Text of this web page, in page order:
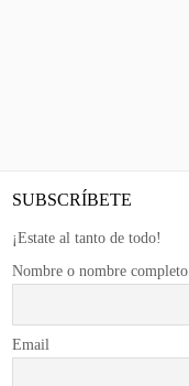
SUBSCRÍBETE
¡Estate al tanto de todo!
Nombre o nombre completo
Email